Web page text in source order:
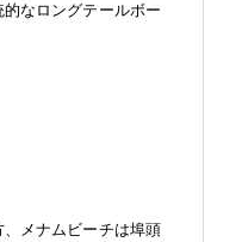
なロングテールボー
メナムビーチは埠頭